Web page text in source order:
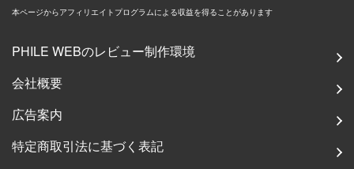
本ページからアフィリエイトプログラムによる収益を得ることがあります
PHILE WEBのレビュー制作環境
会社概要
広告案内
特定商取引法に基づく表記